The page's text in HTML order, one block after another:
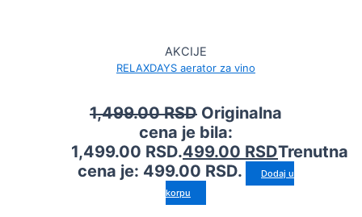
AKCIJE
RELAXDAYS aerator za vino
1,499.00RSD Originalna
cena je bila:
1,499.00 RSD.499.00 RSDTrenutna
cena je: 499.00 RSD.
Dodaj u
korpu